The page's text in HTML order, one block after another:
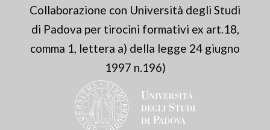
Collaborazione con Università degli Studi
di Padova per tirocini formativi ex art.18,
comma 1, lettera a) della legge 24 giugno
1997 n.196)